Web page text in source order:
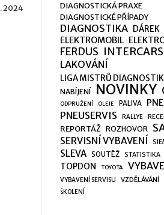
2024
DIAGNOSTICKÁ PRAXE
DIAGNOSTICKÉ PŘÍPADY
DIAGNOSTIKA DÁREK
ELEKTROMOBIL
FERDUS INTERCARS
LAKOVÁNÍ
LIGA MISTRŮ
NABÍJENÍ NOVINKY
ODPRUŽENÍ OLEJE PALIVA
PNEUSERVIS RALLYE
REPORTÁŽ ROZHOVOR
SERVISNÍ VYBAVENÍ
SLEVA SOUTĚŽ STATISTIKA
TOPDON TOYOTA
VYBAVENÍ SERVISU VZDĚLÁVÁNÍ
ŠKOLENÍ